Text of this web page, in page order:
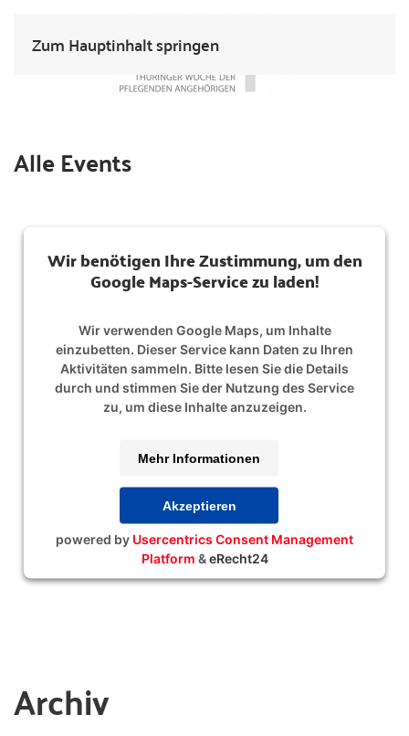
Zum Hauptinhalt springen
Alle Events
Wir benötigen Ihre Zustimmung, um den
Google Maps-Service zu laden!
Wir verwenden Google Maps, um Inhalte
einzubetten. Dieser Service kann Daten zu Ihren
Aktivitäten sammeln. Bitte lesen Sie die Details
durch und stimmen Sie der Nutzung des Service
zu, um diese Inhalte anzuzeigen.
Mehr Informationen
Akzeptieren
powered by Usercentrics Consent Management
Platform &eRecht24
Archiv